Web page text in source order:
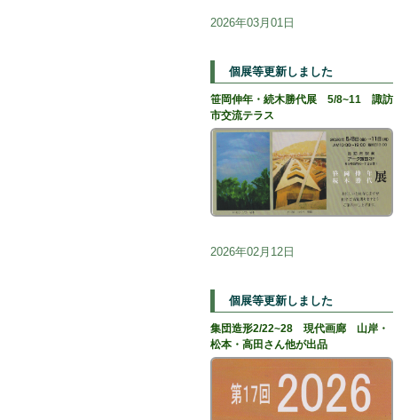
2026年03月01日
個展等更新しました
笹岡伸年・続木勝代展 5/8~11 諏訪
市交流テラス
2026年02月12日
個展等更新しました
集団造形2/22~28 現代画廊 山岸・
松本・高田さん他が出品